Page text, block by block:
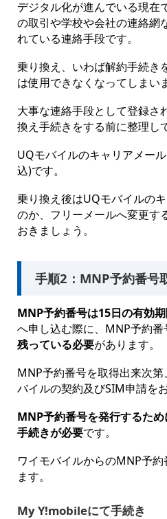
デジタル化が進んでいる現在
の取引や学校や会社の連絡網
れている連絡手段です。
乗り換え、いわば解約手続き
は使用できなくなってしまい
大事な連絡手段として登録さ
換え手続きをする前に整理し
UQモバイルのキャリアメー
込)です。
乗り換え後はUQモバイルの
のか、フリーメールへ変更す
おきましょう。
手順2：MNP予約番号
MNP予約番号は15日の有効
へ申し込む際に、MNP予約番
残っている必要があります。
MNP予約番号を取得出来次
バイルの契約及びSIM申請を
MNP予約番号を発行するた
手続きが必要です。
ワイモバイルからのMNP予
ます。
My Y!mobileにて手続き